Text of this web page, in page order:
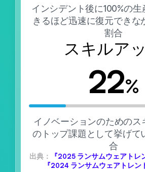
インシデント後に100%の
きるほど迅速に復元できな
割合
スキルア
22%
イノベーションのための
のトップ課題として挙げて
合
出典： 『2025 ランサムウェアトレ
『2024 ランサムウェアトレン